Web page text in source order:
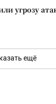
угрозу
ещё